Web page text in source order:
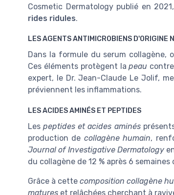
Cosmetic Dermatology publié en
rides ridules.
LES AGENTS ANTIMICROBIENS D'ORIGINE
Dans la formule du serum collagène,
Ces éléments protègent lapeau
expert, le Dr. Jean-Claude Le Jolif,
préviennent les inflammations.
LES ACIDES AMINÉS ET PEPTIDES
Lespeptides et acides aminés
production de collagène humain,
Journal of Investigative Dermatology
du collagène de 12 % après 6
Grâce à cettecomposition collagène
matures et relâchées cherchant à